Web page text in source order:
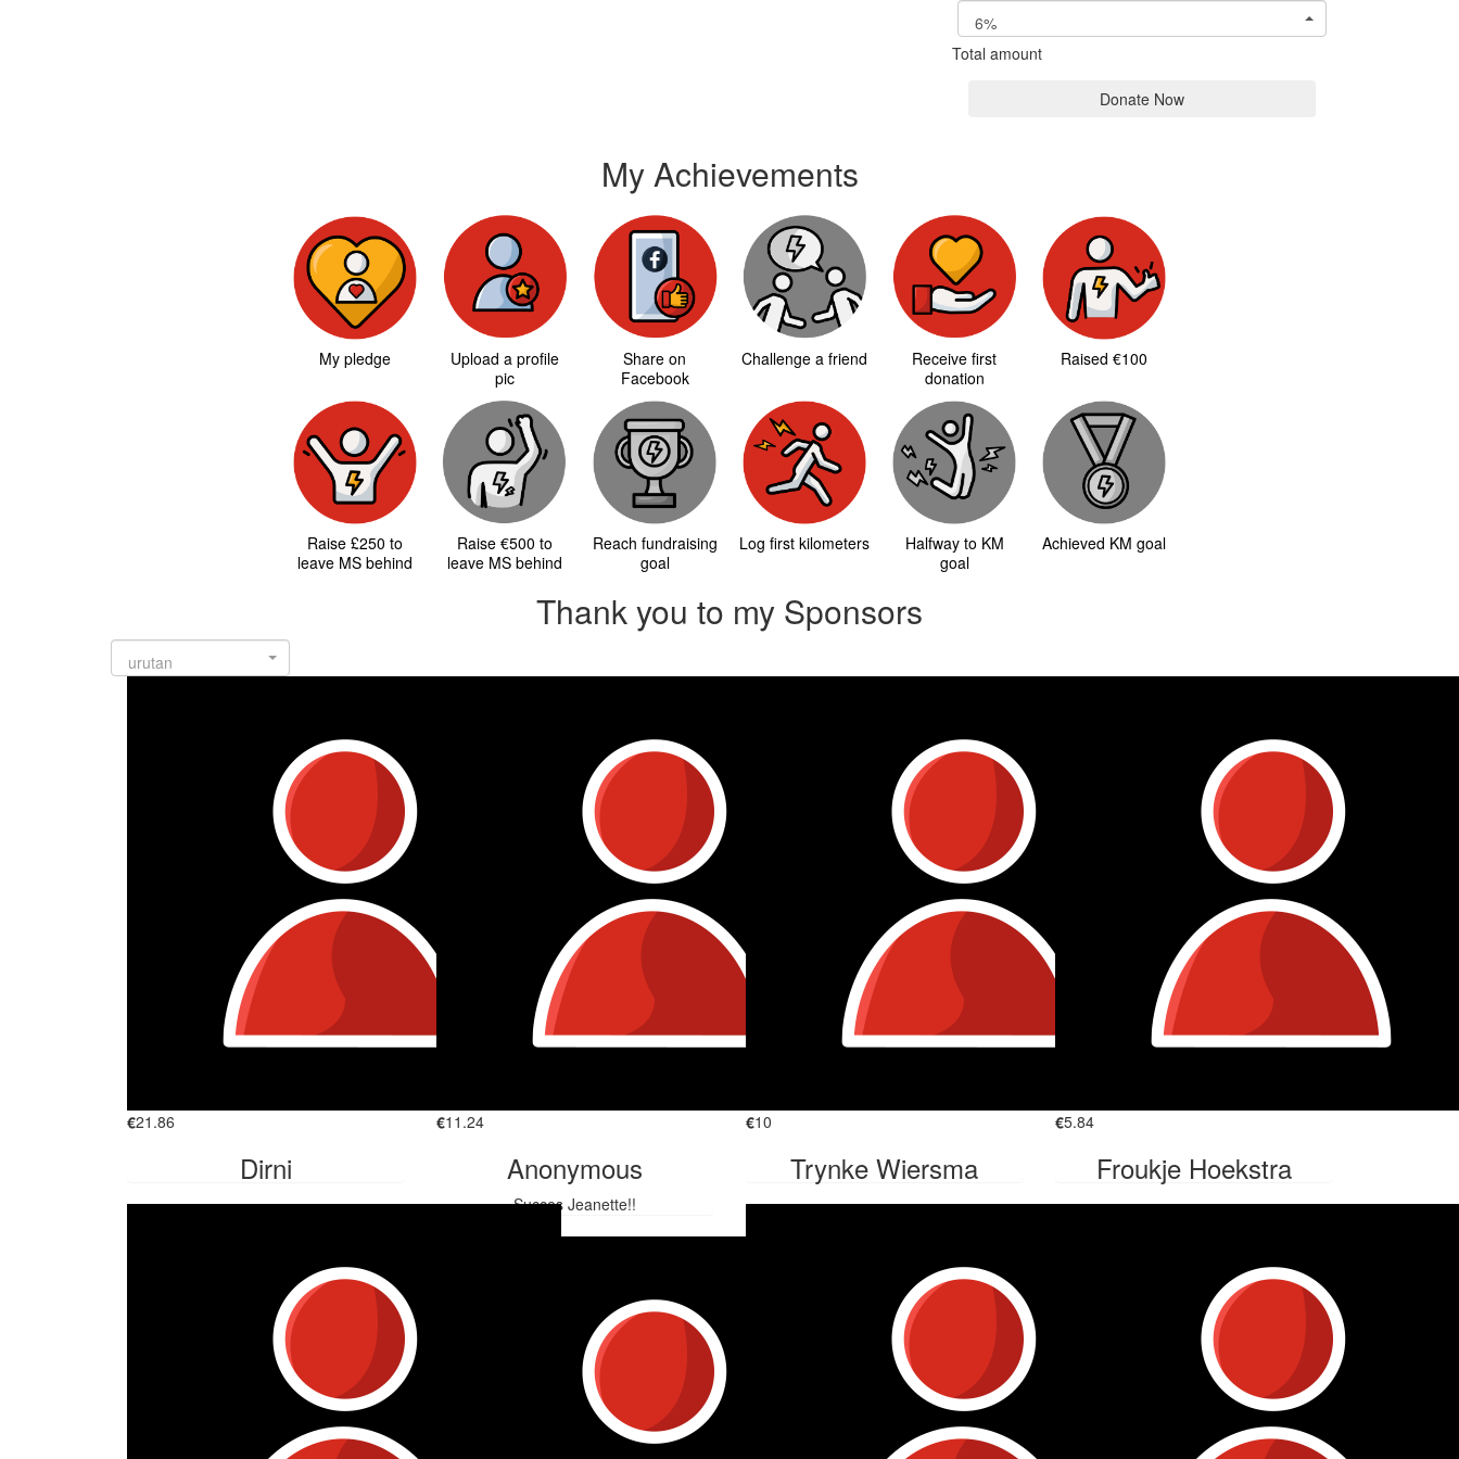
6%
Total amount
Donate Now
My Achievements
My pledge
Upload a profile
pic
Share on
Facebook
Challenge a friend
Receive first
donation
Raised €100
Raise £250 to
leave MS behind
Raise €500 to
leave MS behind
Reach fundraising
goal
Log first kilometers
Halfway to KM
goal
Achieved KM goal
Thank you to my Sponsors
urutan
€21.86
Dirni
€11.24
Anonymous
Succes Jeanette!!
€10
Trynke Wiersma
€5.84
Froukje Hoekstra